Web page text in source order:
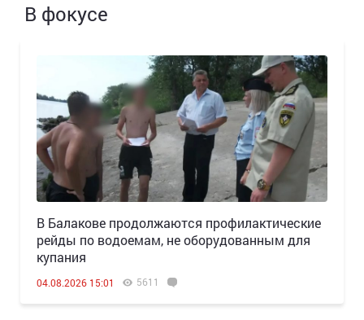
В фокусе
В Балакове продолжаются профилактические
рейды по водоемам, не оборудованным для
купания
04.08.2026 15:01 5611